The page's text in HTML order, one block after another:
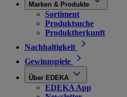
Marken & Produkte
Sortiment
Produktsuche
Produktherkunft
Nachhaltigkeit
Gewinnspiele
Über EDEKA
EDEKA App